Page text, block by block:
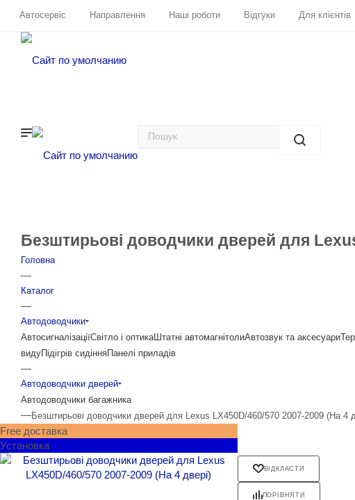
Автосервіс Направлення Наші роботи Відгуки Для клієнтів
Безштирьові доводчики дверей для
Головна
—
Каталог
—
Автодоводчики
АвтосигналізаціїСвітло і оптикаШтатні автомагнітолиАвтозвук та аксесуари
видуПідігрів сидінняПанелі приладів
—
Автодоводчики дверей
Автодоводчики багажника
—Безштирьові доводчики дверей для Lexus LX450D/460/570 2007-2009 (На 4
Free доставка
Установка
ВІДКЛАСТИ
ПОРІВНЯТИ